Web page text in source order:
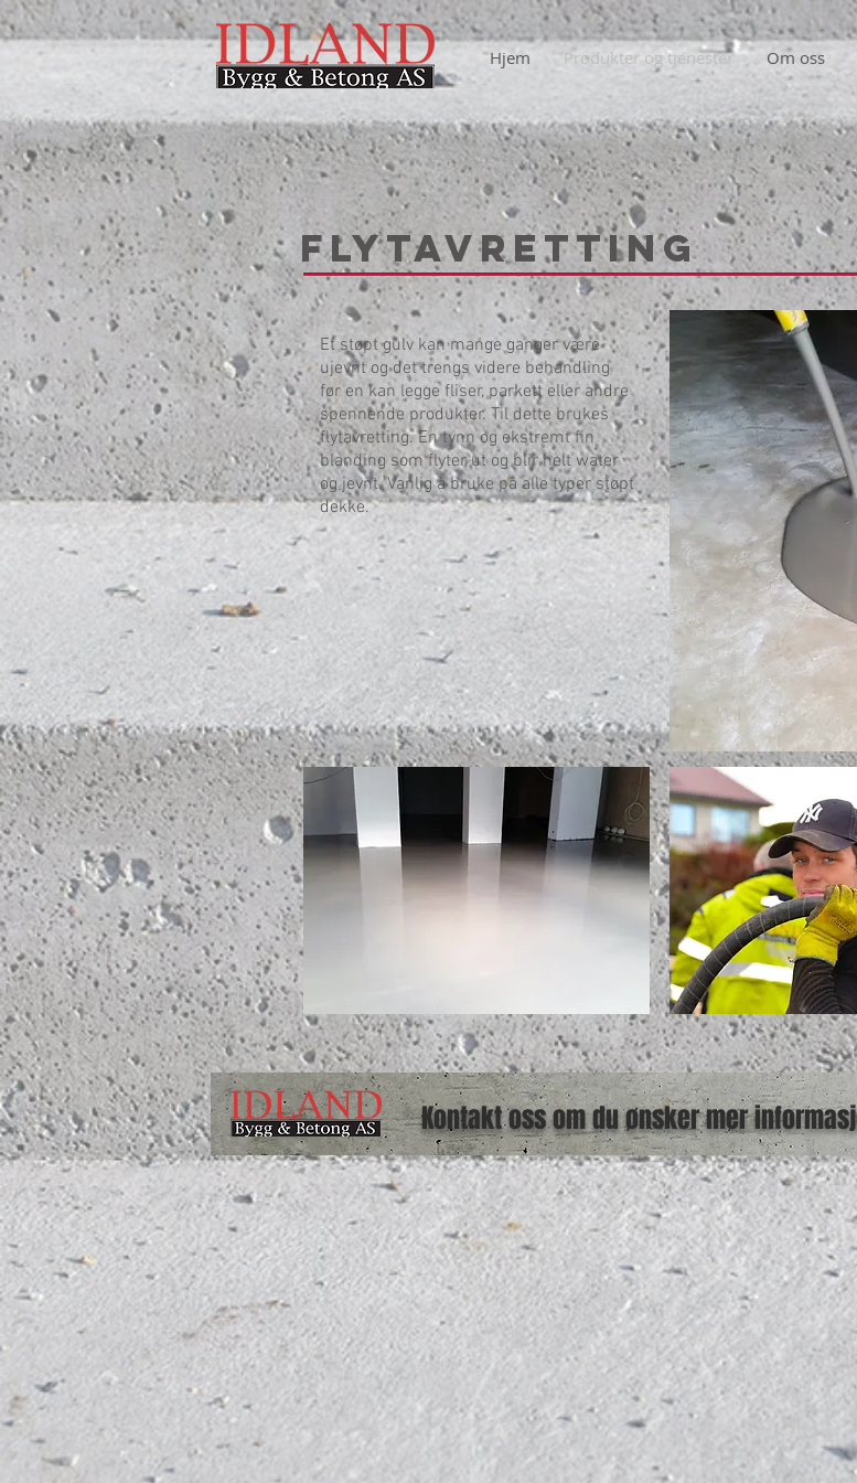
Hjem Produkter og tjenester Om oss
flytavretting
Et støpt gulv kan mange ganger være
ujevnt og det trengs videre behandling
før en kan legge fliser, parkett eller andre
spennende produkter. Til dette brukes
flytavretting. En tynn og ekstremt fin
blanding som flyter ut og blir helt water
og jevnt. Vanlig å bruke på alle typer støpt
dekke.
Kontakt oss om du ønsker mer